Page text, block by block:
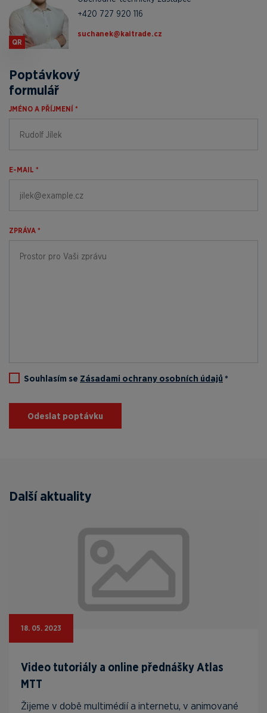
QR
+420 727 920 116
zc.edartiak@kenahcus
Poptávkový
formulář
JMÉNO A PŘÍJMENÍ *
E-MAIL *
ZPRÁVA *
Souhlasím se Zásadami ochrany osobních údajů *
Odeslat poptávku
Další aktuality
18. 05. 2023
Video tutoriály a online přednášky Atlas
MTT
Žijeme v době multimédií a internetu, v animované